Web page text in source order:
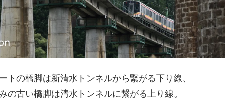
トの橋脚は新清水トンネルから繋がる下り線、
の古い橋脚は清水トンネルに繋がる上り線。